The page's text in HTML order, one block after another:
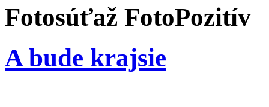
Fotosúťaž FotoPozitív
A bude krajsie